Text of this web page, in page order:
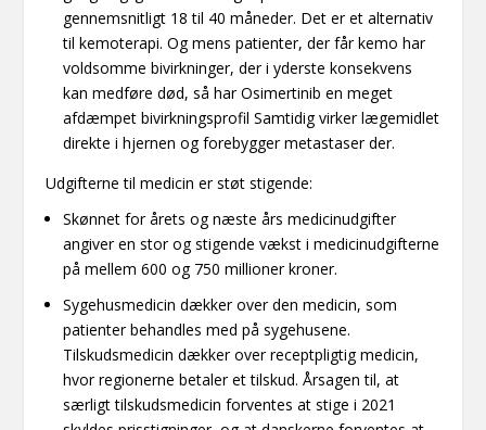
gennemsnitligt 18 til 40 måneder. Det er et alternativ
til kemoterapi. Og mens patienter, der får kemo har
voldsomme bivirkninger, der i yderste konsekvens
kan medføre død, så har Osimertinib en meget
afdæmpet bivirkningsprofil Samtidig virker lægemidlet
direkte i hjernen og forebygger metastaser der.
Udgifterne til medicin er støt stigende:
Skønnet for årets og næste års medicinudgifter
angiver en stor og stigende vækst i medicinudgifterne
på mellem 600 og 750 millioner kroner.
Sygehusmedicin dækker over den medicin, som
patienter behandles med på sygehusene.
Tilskudsmedicin dækker over receptpligtig medicin,
hvor regionerne betaler et tilskud. Årsagen til, at
særligt tilskudsmedicin forventes at stige i 2021